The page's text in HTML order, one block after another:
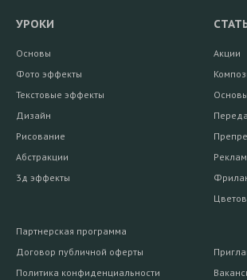
УРОКИ
Основы
Фото эффекты
Текстовые эффекты
Дизайн
Рисование
Абстракции
3д эффекты
Акции
Основы
Партнерская программа
Договор публичной оферты
Политика конфиденциальности